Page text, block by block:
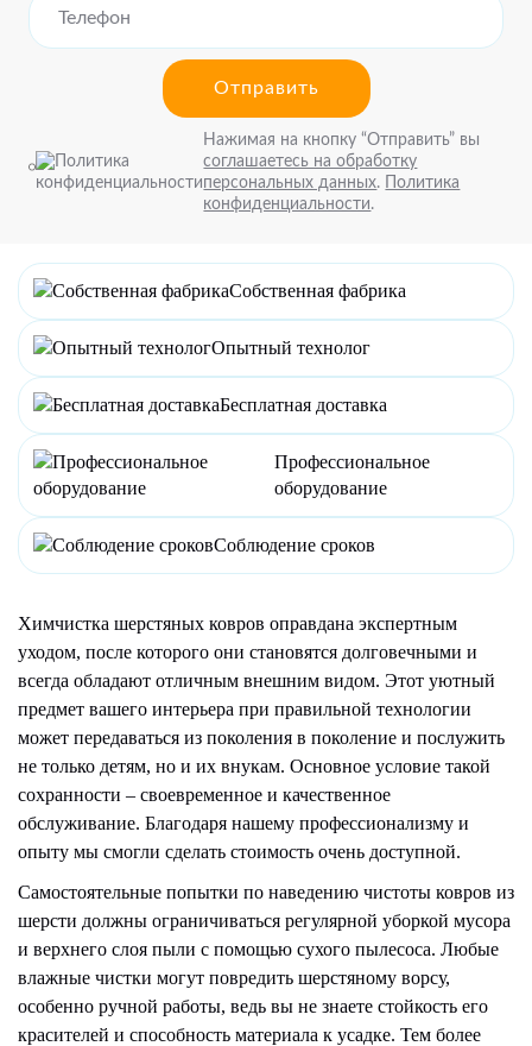
Отправить
Нажимая на кнопку “Отправить” вы
соглашаетесь на обработку
персональных данных.
Политика
конфиденциальности.
Собственная фабрика
Опытный технолог
Бесплатная доставка
Профессиональное
оборудование
Соблюдение сроков
Химчистка шерстяных ковров оправдана экспертным
уходом, после которого они становятся долговечными и
всегда обладают отличным внешним видом. Этот уютный
предмет вашего интерьера при правильной технологии
может передаваться из поколения в поколение и послужить
не только детям, но и их внукам. Основное условие такой
сохранности – своевременное и качественное
обслуживание. Благодаря нашему профессионализму и
опыту мы смогли сделать стоимость очень доступной.
Самостоятельные попытки по наведению чистоты ковров из
шерсти должны ограничиваться регулярной уборкой мусора
и верхнего слоя пыли с помощью сухого пылесоса. Любые
влажные чистки могут повредить шерстяному ворсу,
особенно ручной работы, ведь вы не знаете стойкость его
красителей и способность материала к усадке. Тем более